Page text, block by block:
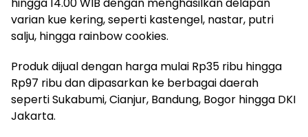
varian kue kering, seperti kastengel, nastar, putri
salju, hingga rainbow cookies.
Produk dijual dengan harga mulai Rp35 ribu hingga
Rp97 ribu dan dipasarkan ke berbagai daerah
seperti Sukabumi, Cianjur, Bandung, Bogor hingga DKI
Jakarta.